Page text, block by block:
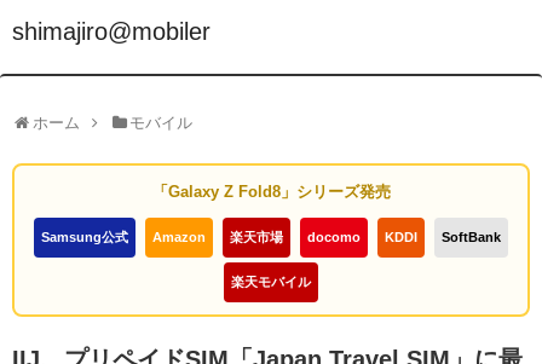
shimajiro@mobiler
ホーム モバイル
「Galaxy Z Fold8」シリーズ発売
Samsung公式 Amazon 楽天市場 docomo KDDI SoftBank
楽天モバイル